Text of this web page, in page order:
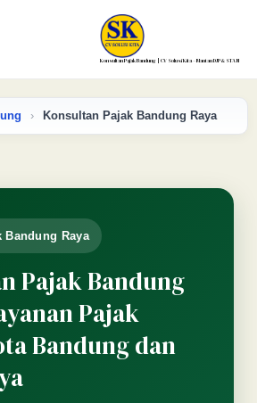
Konsultan Pajak Bandung | CV Solusi Kita – Mantan DJP & STAN
› Konsultan Pajak Bandung Raya
Bandung Raya
Pajak Bandung
Pajak
Bandung dan